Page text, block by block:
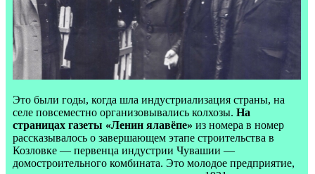
Это были годы, когда шла индустриализация страны, на
селе повсеместно организовывались колхозы. На
страницах газеты «Ленин ялавёпе» из номера в номер
рассказывалось о завершающем этапе строительства в
Козловке — первенца индустрии Чувашии —
домостроительного комбината. Это молодое предприятие,